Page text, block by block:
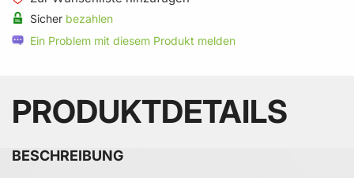
Sicher bezahlen
Ein Problem mit diesem Produkt melden
PRODUKTDETAILS
BESCHREIBUNG